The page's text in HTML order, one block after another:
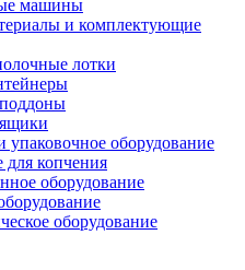
машины
и комплектующие
лотки
упаковочное оборудование
для копчения
оборудование
оборудование